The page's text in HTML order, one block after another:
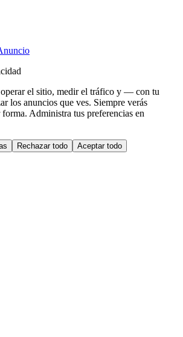
operar el sitio, medir el tráfico y — con tu
los anuncios que ves. Siempre verás
Administra tus preferencias en
Rechazar todo Aceptar todo